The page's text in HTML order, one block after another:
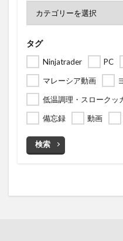
タグ
Ninjatrader PC
マレーシア動画
低温調理・スロークッ
備忘録
動画
検索